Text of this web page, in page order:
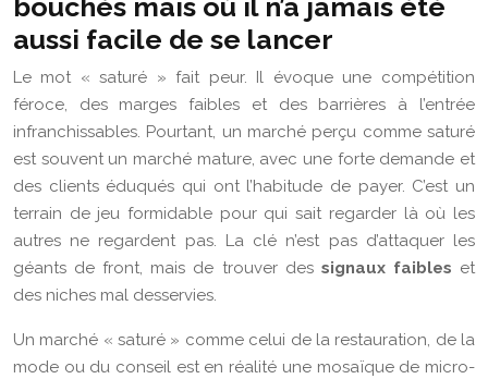
bouchés mais où il n’a jamais été
aussi facile de se lancer
Le mot « saturé » fait peur. Il évoque une compétition
féroce, des marges faibles et des barrières à l’entrée
infranchissables. Pourtant, un marché perçu comme saturé
est souvent un marché mature, avec une forte demande et
des clients éduqués qui ont l’habitude de payer. C’est un
terrain de jeu formidable pour qui sait regarder là où les
autres ne regardent pas. La clé n’est pas d’attaquer les
géants de front, mais de trouver des signaux faibles et
des niches mal desservies.
Un marché « saturé » comme celui de la restauration, de la
mode ou du conseil est en réalité une mosaïque de micro-